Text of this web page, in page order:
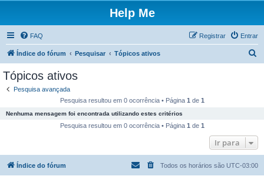
Help Me
FAQ Entrar
Registrar
Índice do fórum Pesquisar Tópicos ativos
s
r
Tópicos ativos
Pesquisa avançada
Pesquisa resultou em 0 ocorrência • Página 1 de 1
Nenhuma mensagem foi encontrada utilizando estes critérios
Pesquisa resultou em 0 ocorrência • Página 1 de 1
Ir para
Índice do fórum Todos os horários são UTC-03:00